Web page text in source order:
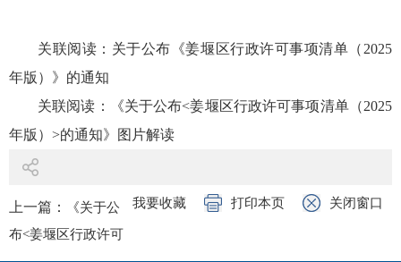
关联阅读： 关于公布《姜堰区行政许可事项清单（2025
年版）》的通知
关联阅读：
《关于公布<姜堰区行政许可事项清单（2025
年版）>的通知》图片解读
我要收藏 打印本页 关闭窗口
上一篇：
《关于公
布<姜堰区行政许可